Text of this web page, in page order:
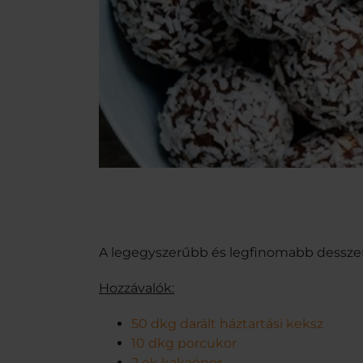
A legegyszerűbb és legfinomabb
Hozzávalók:
50 dkg darált háztartási keksz
10 dkg porcukor